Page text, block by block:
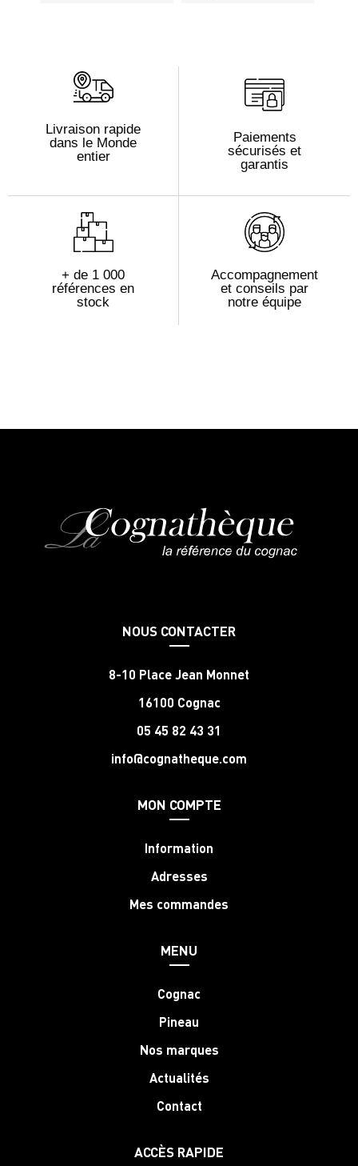
Livraison rapide
dans le Monde
entier
Paiements
sécurisés et
garantis
+ de 1 000
références en
stock
Accompagnement
et conseils par
notre équipe
NOUS CONTACTER
8-10 Place Jean Monnet
16100 Cognac
05 45 82 43 31
info@cognatheque.com
MON COMPTE
Information
Adresses
Mes commandes
MENU
Cognac
Pineau
Nos marques
Actualités
Contact
ACCÈS RAPIDE